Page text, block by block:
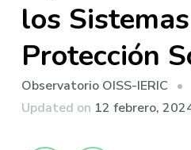
los
Protección
Observatorio OISS-IERIC
Updated on 12 febrero,